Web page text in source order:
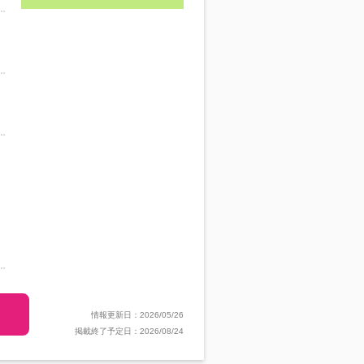
情報更新日：2026/05/26
掲載終了予定日：2026/08/24